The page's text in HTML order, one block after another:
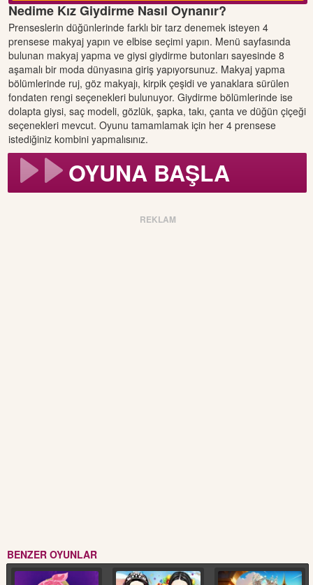
Nedime Kız Giydirme Nasıl Oynanır?
Prenseslerin düğünlerinde farklı bir tarz denemek isteyen 4
prensese makyaj yapın ve elbise seçimi yapın. Menü sayfasında
bulunan makyaj yapma ve giysi giydirme butonları sayesinde 8
aşamalı bir moda dünyasına giriş yapıyorsunuz. Makyaj yapma
bölümlerinde ruj, göz makyajı, kirpik çeşidi ve yanaklara sürülen
fondaten rengi seçenekleri bulunuyor. Giydirme bölümlerinde ise
dolapta giysi, saç modeli, gözlük, şapka, takı, çanta ve düğün çiçeği
seçenekleri mevcut. Oyunu tamamlamak için her 4 prensese
istediğiniz kombini yapmalısınız.
OYUNA BAŞLA
REKLAM
BENZER OYUNLAR